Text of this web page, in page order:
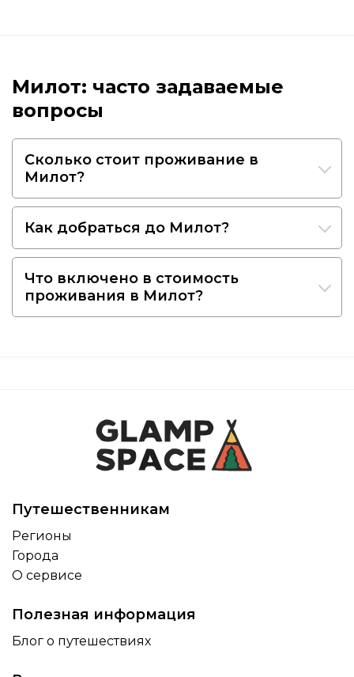
Милот: часто задаваемые
вопросы
Сколько стоит проживание в
Милот?
Как добраться до Милот?
Что включено в стоимость
проживания в Милот?
Путешественникам
Регионы
Города
О сервисе
Полезная информация
Блог о путешествиях